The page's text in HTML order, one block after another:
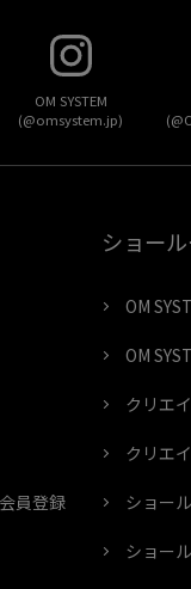
OM SYSTEM
(@omsystem.jp)
員登録
ショー
OM
OM
クリエ
クリエ
ショー
ショー